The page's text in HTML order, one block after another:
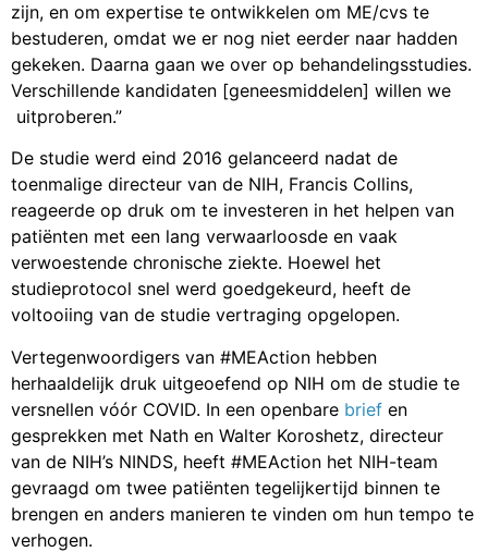
zijn, en om expertise te ontwikkelen om ME/cvs te
bestuderen, omdat we er nog niet eerder naar hadden
gekeken. Daarna gaan we over op behandelingsstudies.
Verschillende kandidaten [geneesmiddelen] willen we
uitproberen.”
De studie werd eind 2016 gelanceerd nadat de
toenmalige directeur van de NIH, Francis Collins,
reageerde op druk om te investeren in het helpen van
patiënten met een lang verwaarloosde en vaak
verwoestende chronische ziekte. Hoewel het
studieprotocol snel werd goedgekeurd, heeft de
voltooiing van de studie vertraging opgelopen.
Vertegenwoordigers van #MEAction hebben
herhaaldelijk druk uitgeoefend op NIH om de studie te
versnellen vóór COVID. In een openbare brief en
gesprekken met Nath en Walter Koroshetz, directeur
van de NIH’s NINDS, heeft #MEAction het NIH-team
gevraagd om twee patiënten tegelijkertijd binnen te
brengen en anders manieren te vinden om hun tempo te
verhogen.